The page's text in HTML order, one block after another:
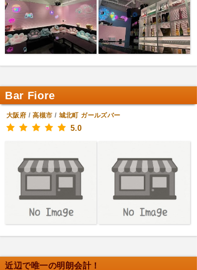
Bar Fiore
大阪府 /高槻市 / 城北町 ガールズバー
5.0
近辺で唯一の明朗会計！